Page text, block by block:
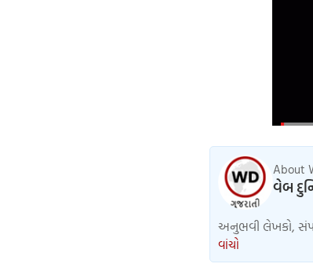
About
વેબ
અનુભવી લેખકો,
વાંચો